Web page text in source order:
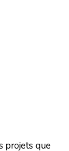
projets que